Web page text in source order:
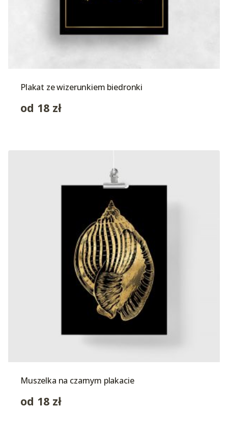
Plakat ze wizerunkiem biedronki
od 18 zł
Muszelka na czarnym plakacie
od 18 zł